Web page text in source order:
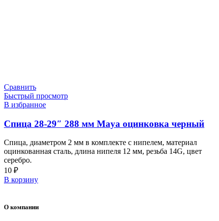
Сравнить
Быстрый просмотр
В избранное
Спица 28-29″ 288 мм Maya оцинковка черный
Спица, диаметром 2 мм в комплекте с нипелем, материал
оцинкованная сталь, длина нипеля 12 мм, резьба 14G, цвет
серебро.
10 ₽
В корзину
О компании